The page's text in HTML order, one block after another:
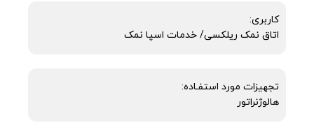
کاربری:
اتاق نمک ریلکسی/ خدمات اسپا نمک
تجهیزات مورد استفـاده:
هالوژنراتور